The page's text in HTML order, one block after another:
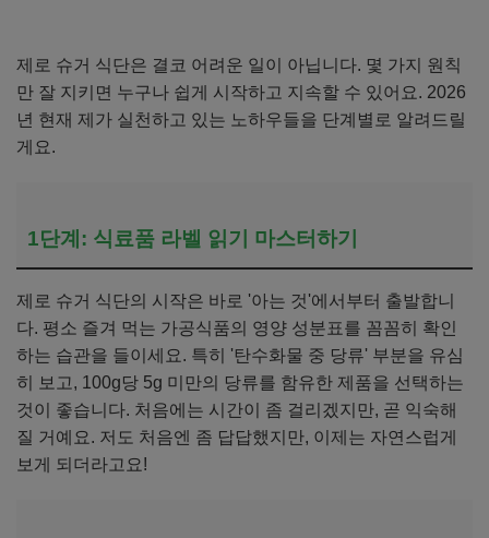
제로 슈거 식단은 결코 어려운 일이 아닙니다. 몇 가지 원칙
만 잘 지키면 누구나 쉽게 시작하고 지속할 수 있어요. 2026
년 현재 제가 실천하고 있는 노하우들을 단계별로 알려드릴
게요.
1단계: 식료품 라벨 읽기 마스터하기
제로 슈거 식단의 시작은 바로 '아는 것'에서부터 출발합니
다. 평소 즐겨 먹는 가공식품의 영양 성분표를 꼼꼼히 확인
하는 습관을 들이세요. 특히 '탄수화물 중 당류' 부분을 유심
히 보고, 100g당 5g 미만의 당류를 함유한 제품을 선택하는
것이 좋습니다. 처음에는 시간이 좀 걸리겠지만, 곧 익숙해
질 거예요. 저도 처음엔 좀 답답했지만, 이제는 자연스럽게
보게 되더라고요!